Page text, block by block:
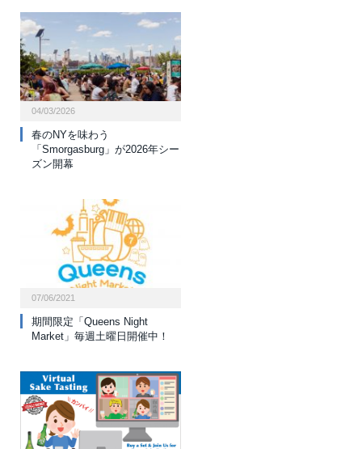
04/03/2026
春のNYを味わう
「Smorgasburg」が2026年シー
ズン開幕
07/06/2021
期間限定「Queens Night
Market」毎週土曜日開催中！